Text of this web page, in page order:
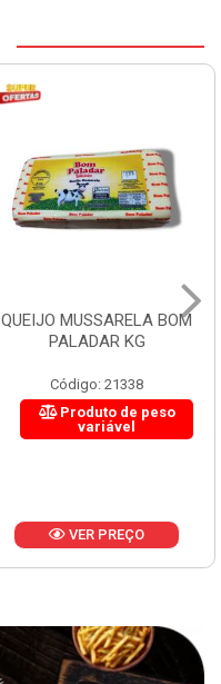
QUEIJO MUSSARELA BOM
PALADAR KG
Código: 21338
Produto de peso
variável
VER PREÇO